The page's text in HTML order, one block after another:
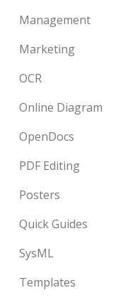
Management
Marketing
OCR
Online Diagram
OpenDocs
PDF Editing
Posters
Quick Guides
SysML
Templates